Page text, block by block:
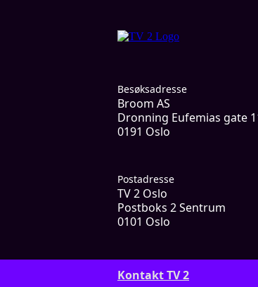
Besøksadresse
Broom AS
Dronning Eufemias gate
0191 Oslo
Postadresse
TV 2 Oslo
Postboks 2 Sentrum
0101 Oslo
Kontakt TV 2